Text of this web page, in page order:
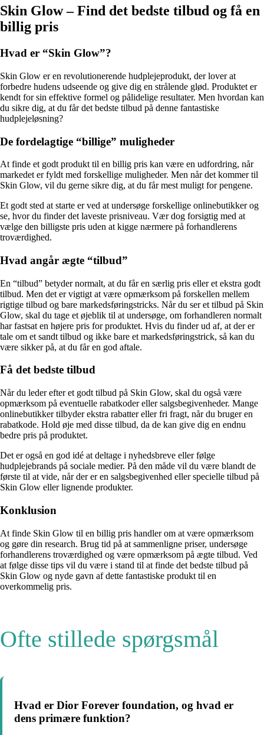
Skin Glow – Find det bedste tilbud og få en
billig pris
Hvad er “Skin Glow”?
Skin Glow er en revolutionerende hudplejeprodukt, der lover at
forbedre hudens udseende og give dig en strålende glød. Produktet er
kendt for sin effektive formel og pålidelige resultater. Men hvordan kan
du sikre dig, at du får det bedste tilbud på denne fantastiske
hudplejeløsning?
De fordelagtige “billige” muligheder
At finde et godt produkt til en billig pris kan være en udfordring, når
markedet er fyldt med forskellige muligheder. Men når det kommer til
Skin Glow, vil du gerne sikre dig, at du får mest muligt for pengene.
Et godt sted at starte er ved at undersøge forskellige onlinebutikker og
se, hvor du finder det laveste prisniveau. Vær dog forsigtig med at
vælge den billigste pris uden at kigge nærmere på forhandlerens
troværdighed.
Hvad angår ægte “tilbud”
En “tilbud” betyder normalt, at du får en særlig pris eller et ekstra godt
tilbud. Men det er vigtigt at være opmærksom på forskellen mellem
rigtige tilbud og bare markedsføringstricks. Når du ser et tilbud på Skin
Glow, skal du tage et øjeblik til at undersøge, om forhandleren normalt
har fastsat en højere pris for produktet. Hvis du finder ud af, at der er
tale om et sandt tilbud og ikke bare et markedsføringstrick, så kan du
være sikker på, at du får en god aftale.
Få det bedste tilbud
Når du leder efter et godt tilbud på Skin Glow, skal du også være
opmærksom på eventuelle rabatkoder eller salgsbegivenheder. Mange
onlinebutikker tilbyder ekstra rabatter eller fri fragt, når du bruger en
rabatkode. Hold øje med disse tilbud, da de kan give dig en endnu
bedre pris på produktet.
Det er også en god idé at deltage i nyhedsbreve eller følge
hudplejebrands på sociale medier. På den måde vil du være blandt de
første til at vide, når der er en salgsbegivenhed eller specielle tilbud på
Skin Glow eller lignende produkter.
Konklusion
At finde Skin Glow til en billig pris handler om at være opmærksom
og gøre din research. Brug tid på at sammenligne priser, undersøge
forhandlerens troværdighed og være opmærksom på ægte tilbud. Ved
at følge disse tips vil du være i stand til at finde det bedste tilbud på
Skin Glow og nyde gavn af dette fantastiske produkt til en
overkommelig pris.
Ofte stillede spørgsmål
Hvad er Dior Forever foundation, og hvad er
dens primære funktion?